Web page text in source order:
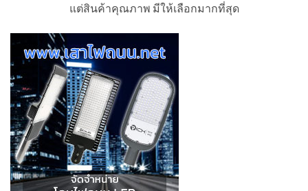
แต่สินค้าคุณภาพ มีให้เลือกมากที่สุด